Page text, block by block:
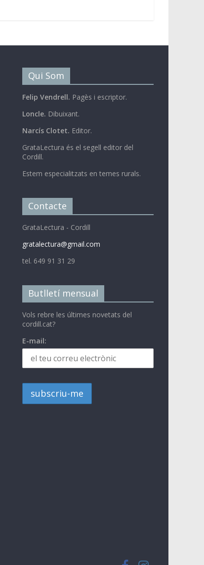
Qui Som
Felip Vendrell. Pagès i escriptor.
Loncle. Dibuixant.
Narcís Clotet. Editor.
GrataLectura és el segell editor del
Cordill.
Estem especialitzats en temes rurals.
Contacte
GrataLectura - Cordill
gratalectura@gmail.com
tel. 649 91 31 29
Butlletí mensual
Vols rebre les últimes novetats del
cordill.cat?
E-mail: